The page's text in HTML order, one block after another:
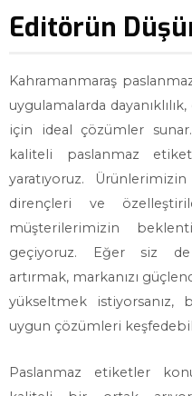
Editörün
Kahramanmaraş
uygulamalarda
için ideal çözümler
kaliteli paslanmaz
yaratıyoruz.
dirençleri ve
müşterilerimizin
geçiyoruz. Eğer siz de
artırmak, markanızı
yükseltmek
uygun çözümleri
Paslanmaz etiketler